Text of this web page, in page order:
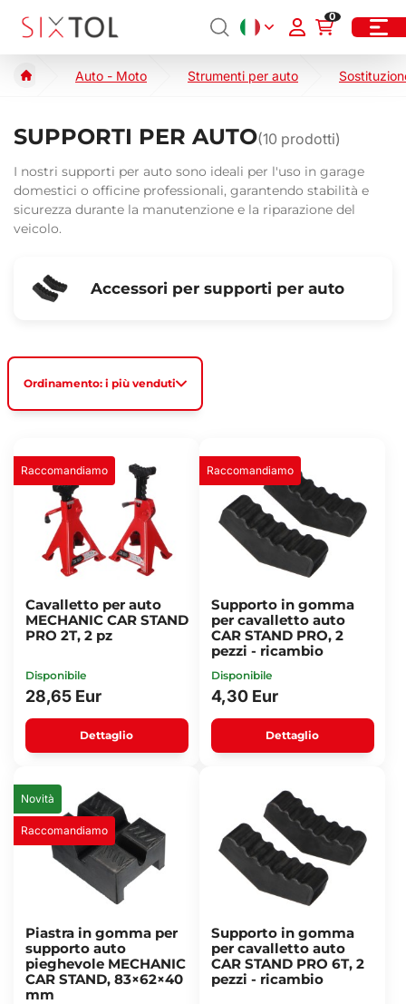
0
Auto - Moto Strumenti per auto
SUPPORTI PER AUTO(10 prodotti)
I nostri supporti per auto sono ideali per l'uso in garage
domestici o officine professionali, garantendo stabilità e
sicurezza durante la manutenzione e la riparazione del
veicolo.
Accessori per supporti per auto
Ordinamento: i più venduti
Raccomandiamo
Cavalletto per auto
MECHANIC CAR STAND
PRO 2T, 2 pz
Disponibile
28,65 Eur
Dettaglio
Raccomandiamo
Supporto in gomma
per cavalletto auto
CAR STAND PRO, 2
pezzi - ricambio
Disponibile
4,30 Eur
Dettaglio
Novità
Raccomandiamo
Piastra in gomma per
supporto auto
pieghevole MECHANIC
CAR STAND, 83×62×40
mm
Supporto in gomma
per cavalletto auto
CAR STAND PRO 6T, 2
pezzi - ricambio